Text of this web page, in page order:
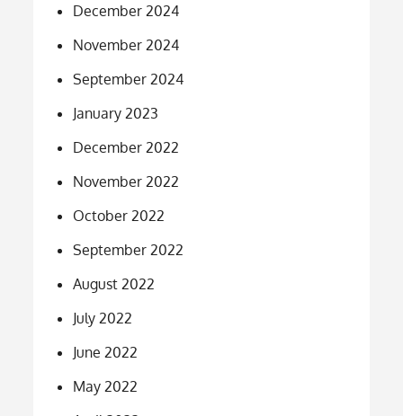
December 2024
November 2024
September 2024
January 2023
December 2022
November 2022
October 2022
September 2022
August 2022
July 2022
June 2022
May 2022